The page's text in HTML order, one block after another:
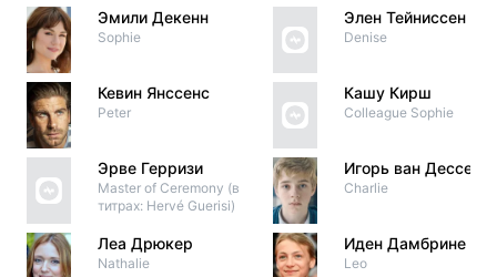
Эмили Декенн
Sophie
Кевин Янссенс
Peter
Эрве Герризи
Master of Ceremony (в
титрах: Hervé Guerisi)
Леа Дрюкер
Nathalie
Элен Тейниссен
Denise
Кашу Кирш
Colleague Sophie
Игорь ван Дессель
Charlie
Иден Дамбрине
Leo